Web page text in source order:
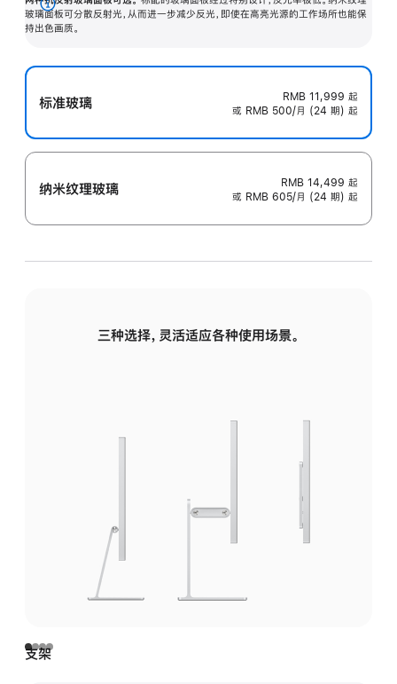
玻璃面板可分散反射光，从而进一步减少反光，即使在高亮光源的工作场所也能保
持出色画质。
展
开
标准玻璃 RMB 11,999 起
或 RMB 500/月 (24 期) 起
纳米纹理玻璃 RMB 14,499 起
或 RMB 605/月 (24 期) 起
三种选择，灵活适应各种使用场景。
支架